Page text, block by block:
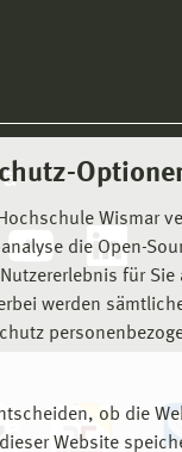
Wismar
die Open-
für
werden
ob die
Website